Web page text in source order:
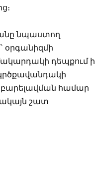
նպաստող
օրգանիզմի
դեպքում ի
բարելավման համար
շատ